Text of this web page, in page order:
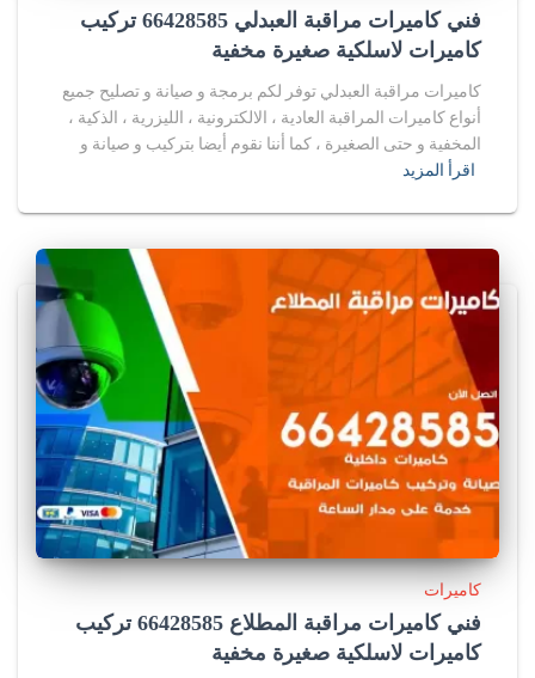
فني كاميرات مراقبة العبدلي 66428585 تركيب
كاميرات لاسلكية صغيرة مخفية
كاميرات مراقبة العبدلي توفر لكم برمجة و صيانة و تصليح جميع
أنواع كاميرات المراقبة العادية ، الالكترونية ، الليزرية ، الذكية ،
المخفية و حتى الصغيرة ، كما أننا نقوم أيضا بتركيب و صيانة و
اقرأ المزيد
كاميرات
فني كاميرات مراقبة المطلاع 66428585 تركيب
كاميرات لاسلكية صغيرة مخفية